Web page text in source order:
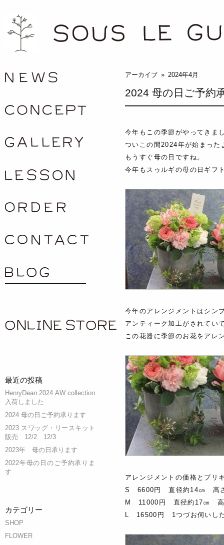
/news
concept
lesson
order
contact
blog
ONLINE SHOP
最近の投稿
HenryDean 2024 AW collection
入荷しました
2024 母の日ご予約承ります
2023 スワッグ・リースキット
販売 12/2 12/3
2023年 母の日承ります
2022年母の日のご予約承りま
す
カテゴリー
SHOP
FLOWER
アーカイブ » 2024年4月
2024 母の日ご予約
今年もこの季節がやってきま
ついこの間2024年が始まった
もうすぐ母の日ですね。
今年もスゥルギの母の日ギフ
今年のアレンジメントはシン
アンティーク加工がされてい
この花器に季節のお花をアレ
アレンジメントの価格とブリ
S 6600円 直径約14㎝ 高
M 11000円 直径約17㎝ 高
L 16500円 1つづお伺いした